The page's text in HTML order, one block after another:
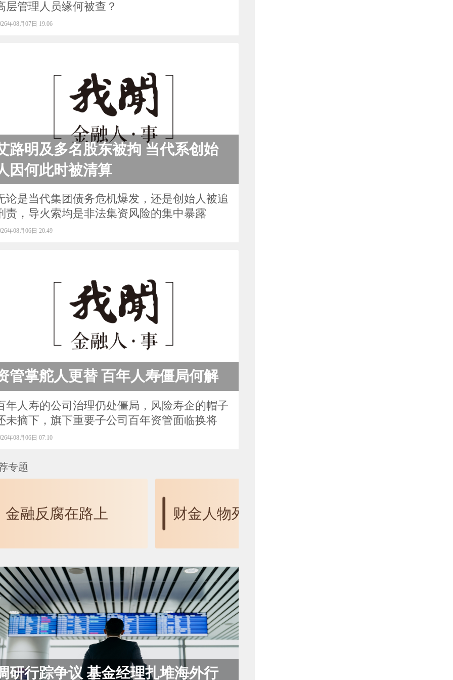
层管理人员缘何被查？
年08月07日 19:06
路明及多名股东被拘 当代系创始
因何此时被清算
论是当代集团债务危机爆发，还是创始人被追
责，导火索均是非法集资风险的集中暴露
年08月06日 20:49
管掌舵人更替 百年人寿僵局何解
年人寿的公司治理仍处僵局，风险寿企的帽子
未摘下，旗下重要子公司百年资管面临换将
年08月06日 07:10
专题
金融反腐在路上 财金人物列传
研行踪争议 基金经理扎堆海外行